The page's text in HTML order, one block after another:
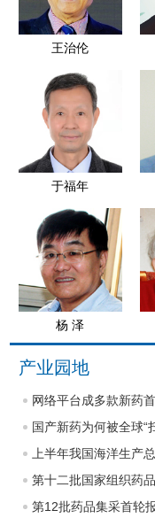
王治伦
于福年
杨 泽
产业园地
网络平台成多款新药
国产新药为何被全球“
上半年我国海洋生产
第十二批国家组织药
第12批药品集采首轮